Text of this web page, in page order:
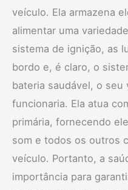
veículo. Ela armazena
alimentar uma
sistema de ignição, as
bordo e, é claro, o
bateria saudável, o
funcionaria. Ela atua
primária, fornecendo
som e todos os outros
veículo. Portanto, a
importância para